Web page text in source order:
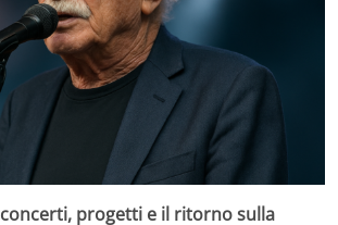
concerti, progetti e il ritorno sulla